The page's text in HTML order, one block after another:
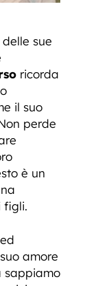
sue
ricorda
il suo
perde
è un
figli.
amore
sappiamo